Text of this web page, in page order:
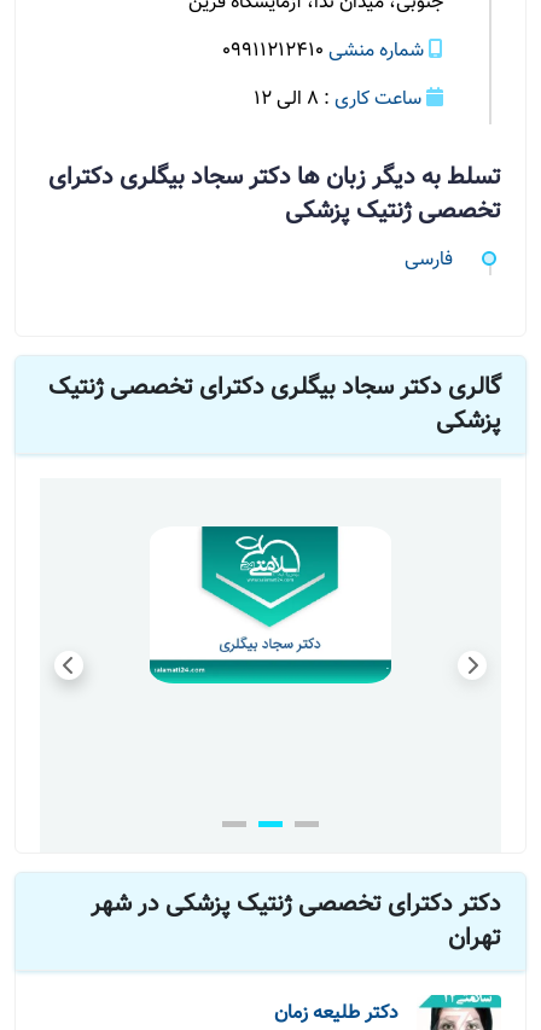
شماره منشی
ساعت کاری : 8 الی 12
تسلط به دیگر زبان ها دکتر سجاد بیگلری دکترای
تخصصی ژنتیک پزشکی
فارسی
گالری دکتر سجاد بیگلری دکترای تخصصی ژنتیک
پزشکی
دکتر دکترای تخصصی ژنتیک پزشکی در شهر
تهران
دکتر طلیعه زمان